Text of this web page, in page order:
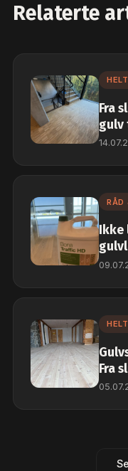
Relaterte
Fra
gulv
i
RÅD
Ikke
Fra